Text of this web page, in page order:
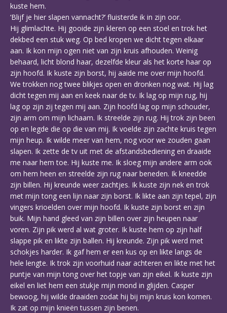
kuste hem.
‘Blijf je hier slapen vannacht?’ fluisterde ik in zijn oor.
Hij glimlachte. Hij gooide zijn kleren op een stoel en trok het
dekbed een stuk weg. Op bed kropen we dicht tegen elkaar
aan. Ik kon mijn ogen niet van zijn kruis afhouden. Weinig
behaard, licht blond haar, dezelfde kleur als het korte haar op
zijn hoofd. Ik kuste zijn borst, hij aaide me over mijn hoofd.
We trokken nog twee blikjes open en dronken nog wat. Hij lag
dicht tegen mij aan en keek naar de tv. Ik lag op mijn rug, hij
lag op zijn zij tegen mij aan. Zijn hoofd lag op mijn schouder,
zijn arm om mijn lichaam. Ik streelde zijn rug. Hij trok zijn been
op en legde die op die van mij. Ik voelde zijn zachte kruis tegen
mijn heup. Ik wilde meer van hem, nog voor we zouden gaan
slapen. Ik zette de tv uit met de afstandsbediening en draaide
me naar hem toe. Hij kuste me. Ik sloeg mijn andere arm ook
om hem heen en streelde zijn rug naar beneden. Ik kneedde
zijn billen. Hij kreunde weer zachtjes. Ik kuste zijn nek en trok
met mijn tong een lijn naar zijn borst. Ik likte aan zijn tepel, zijn
vingers krioelden over mijn hoofd. Ik kuste zijn borst en zijn
buik. Mijn hand gleed van zijn billen over zijn heupen naar
voren. Zijn pik werd al wat groter. Ik kuste hem op zijn half
slappe pik en likte zijn ballen. Hij kreunde. Zijn pik werd met
schokjes harder. Ik gaf hem er een kus op en likte langs de
hele lengte. Ik trok zijn voorhuid naar achteren en likte met het
puntje van mijn tong over het topje van zijn eikel. Ik kuste zijn
eikel en liet hem een stukje mijn mond in glijden. Casper
bewoog, hij wilde draaiden zodat hij bij mijn kruis kon komen.
Ik zat op mijn knieën tussen zijn benen.